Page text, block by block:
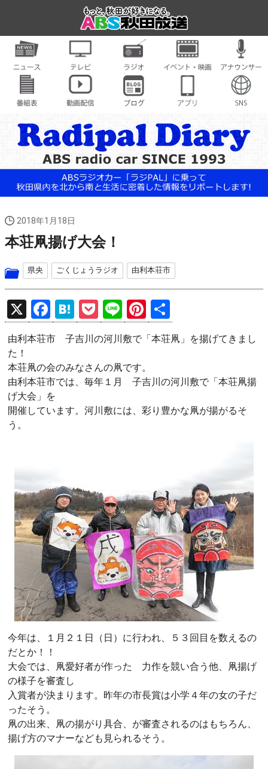
2018年1月18日
本荘凧揚げ大会！
県央 ごくじょうラジオ 由利本荘市
X
F
a
ce
b
o
o
H
at
e
n
a
P
o
ck
et
Li
n
e
Pi
nt
er
t
有
由利本荘市 子吉川の河川敷で「本荘凧」を揚げてきまし
た！
本荘凧の会のみなさんの凧です。
由利本荘市では、毎年１月 子吉川の河川敷で「本荘凧揚
げ大会」を
開催しています。河川敷には、彩り豊かな凧が揚がるそ
う。
今年は、１月２１日（日）に行われ、５３回目を数えるの
だとか！！
大会では、凧愛好者が作った 力作を競い合う他、凧揚げ
の様子を審査し
入賞者が決まります。昨年の市長賞は小学４年の女の子だ
ったそう。
凧の出来、凧の揚がり具合、が審査されるのはもちろん、
揚げ方のマナーなども見られるそう。